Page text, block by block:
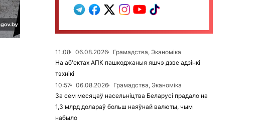
11:08 06.08.2026
Грамадства, Эканоміка
На аб'ектах АПК пашкоджаныя яшчэ дзве адзінкі
тэхнікі
10:57
06.08.2026
Грамадства, Эканоміка
За сем месяцаў насельніцтва Беларусі прадало на
1,3 млрд долараў больш наяўнай валюты, чым
набыло